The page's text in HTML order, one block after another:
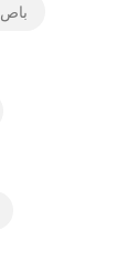
باص